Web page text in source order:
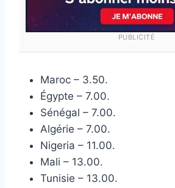
PUBLICITÉ
Maroc – 3.50.
Égypte – 7.00.
Sénégal – 7.00.
Algérie – 7.00.
Nigeria – 11.00.
Mali – 13.00.
Tunisie – 13.00.